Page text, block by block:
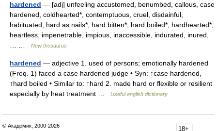
hardened — [adj] unfeeling accustomed, benumbed, callous, case
hardened, coldhearted*, contemptuous, cruel, disdainful,
habituated, hard as nails*, hard bitten*, hard boiled*, hardhearted*,
heartless, impenetrable, impious, inaccessible, indurated, inured,
New thesaurus
hardened — adjective 1. used of persons; emotionally hardened
(Freq. 1) faced a case hardened judge • Syn: ↑case hardened,
↑hard boiled • Similar to: ↑hard 2. made hard or flexible or resilient
especially by heat treatment …
Useful english dictionary
18+
© Академик, 2000-2026